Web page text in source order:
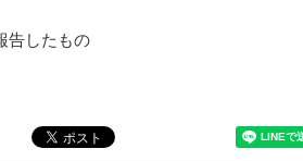
告したもの